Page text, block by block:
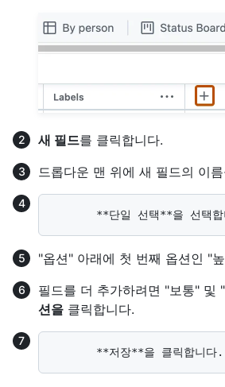
새 필드를 클릭합니다.
드롭다운 맨 위에 새 필드의 이
"옵션" 아래에 첫 번째 옵션인 "
필드를 더 추가하려면 "보통" 및
션을 클릭합니다.